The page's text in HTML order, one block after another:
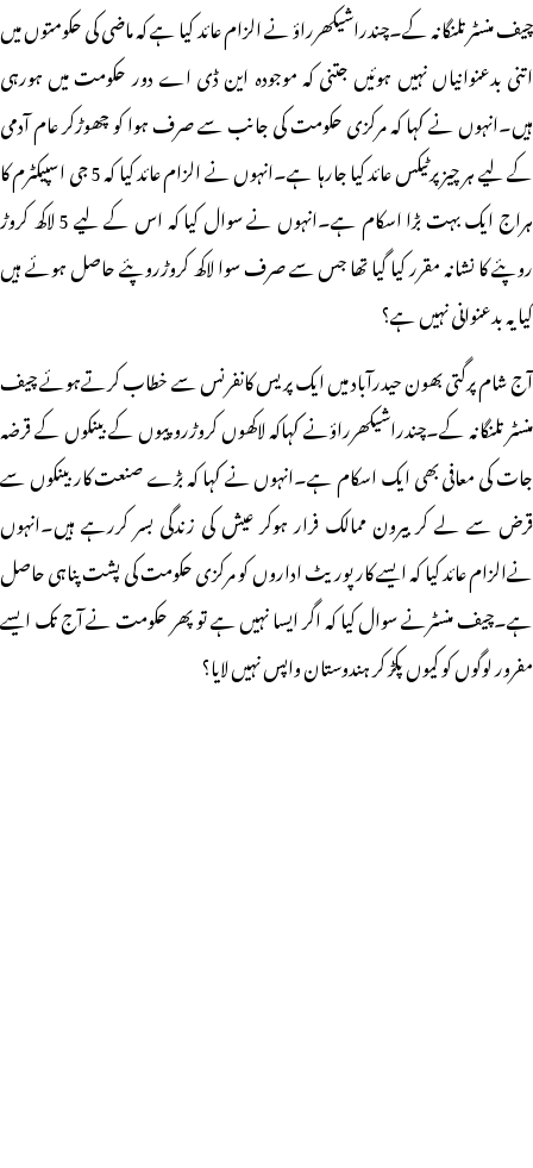
چیف منسٹر تلنگانہ کے۔چندراشیکھرراؤ نے الزام عائد کیا ہے کہ ماضی کی حکومتوں میں
اتنی بدعنوانیاں نہیں ہوئیں جتنی کہ موجودہ این ڈی اے دور حکومت میں ہورہی
ہیں۔انہوں نے کہا کہ مرکزی حکومت کی جانب سے صرف ہوا کو چھوڑکر عام آدمی
کے لیے ہر چیز پرٹیکس عائد کیا جارہا ہے۔انہوں نے الزام عائد کیا کہ 5 جی اسپیکٹرم کا
ہراج ایک بہت بڑا اسکام ہے۔انہوں نے سوال کیا کہ اس کے لیے 5 لاکھ کروڑ
روپئے کا نشانہ مقرر کیا گیا تھا جس سے صرف سوا لاکھ کروڑروپئے حاصل ہوئے ہیں
کیا یہ بدعنوانی نہیں ہے؟
آج شام پرگتی بھون حیدرآباد میں ایک پریس کانفرنس سے خطاب کرتےہوئے چیف
منسٹر تلنگانہ کے۔چندراشیکھرراؤنے کہاکہ لاکھوں کروڑروپیوں کے بینکوں کے قرضہ
جات کی معافی بھی ایک اسکام ہے۔انہوں نے کہا کہ بڑے صنعت کار بینکوں سے
قرض سے لے کر بیرون ممالک فرار ہوکر عیش کی زندگی بسر کررہے ہیں۔انہوں
نےالزام عائد کیا کہ ایسے کارپوریٹ اداروں کو مرکزی حکومت کی پشت پناہی حاصل
ہے۔چیف منسٹرنے سوال کیا کہ اگر ایسا نہیں ہے تو پھر حکومت نے آج تک ایسے
مفرور لوگوں کو کیوں پکڑ کر ہندوستان واپس نہیں لایا؟